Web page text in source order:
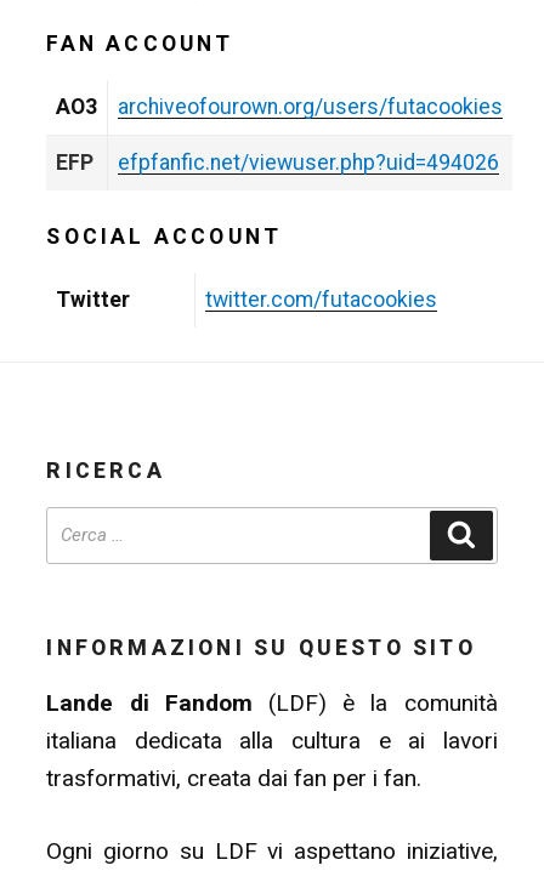
FAN ACCOUNT
AO3 archiveofourown.org/users/futacookies
EFP efpfanfic.net/viewuser.php?uid=494026
SOCIAL ACCOUNT
Twitter twitter.com/futacookies
RICERCA
INFORMAZIONI SU QUESTO SITO
Lande di Fandom (LDF) è la comunità
italiana dedicata alla cultura e ai lavori
trasformativi, creata dai fan per i fan.
Ogni giorno su LDF vi aspettano iniziative,